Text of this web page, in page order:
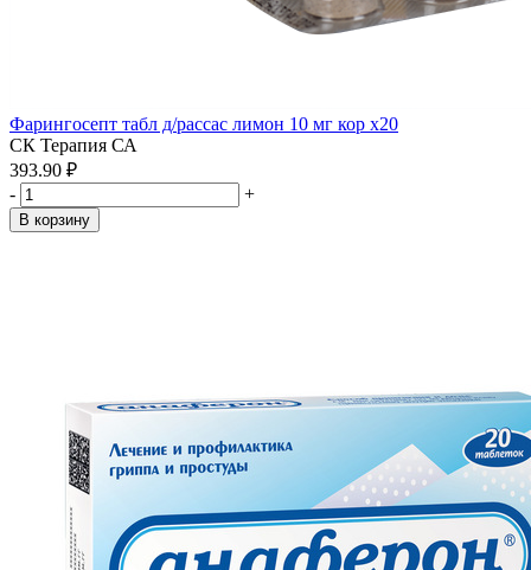
Фарингосепт табл д/рассас лимон 10 мг кор x20
СК Терапия СА
393.90 ₽
-
+
В корзину